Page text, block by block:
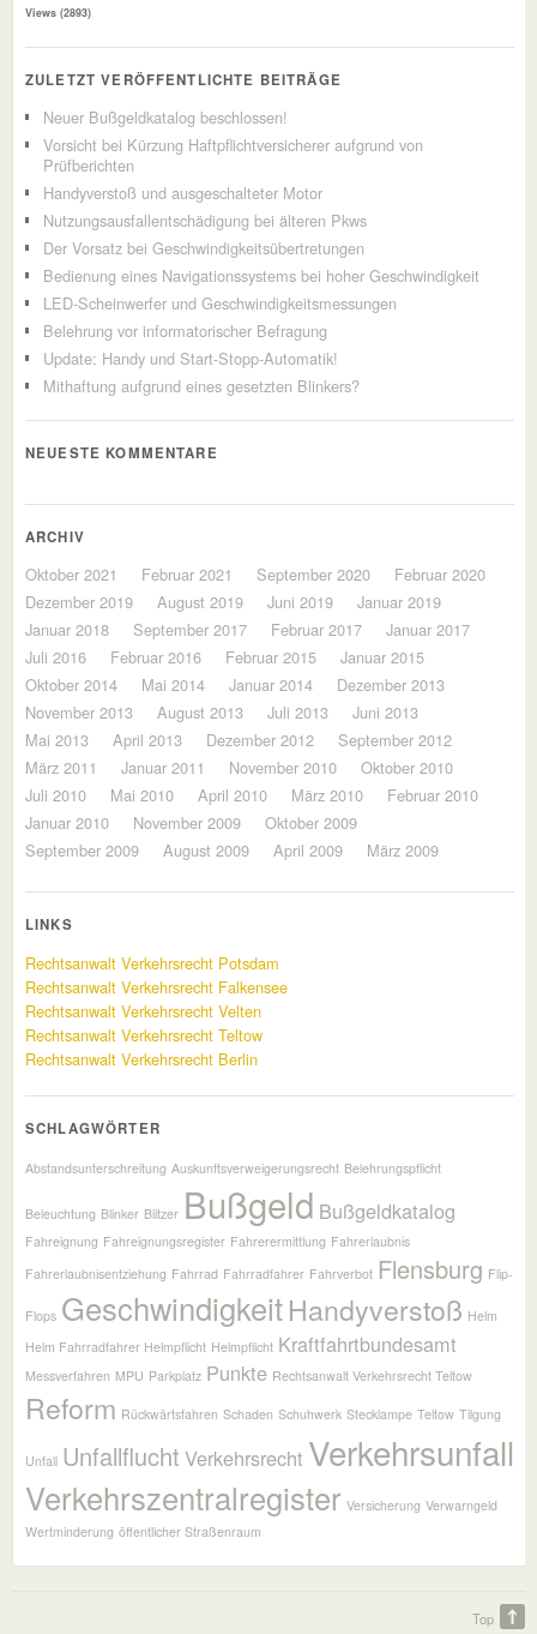
Views (2893)
ZULETZT VERÖFFENTLICHTE BEITRÄGE
Neuer Bußgeldkatalog beschlossen!
Vorsicht bei Kürzung Haftpflichtversicherer aufgrund von
Prüfberichten
Handyverstoß und ausgeschalteter Motor
Nutzungsausfallentschädigung bei älteren Pkws
Der Vorsatz bei Geschwindigkeitsübertretungen
Bedienung eines Navigationssystems bei hoher Geschwindigkeit
LED-Scheinwerfer und Geschwindigkeitsmessungen
Belehrung vor informatorischer Befragung
Update: Handy und Start-Stopp-Automatik!
Mithaftung aufgrund eines gesetzten Blinkers?
NEUESTE KOMMENTARE
ARCHIV
Oktober 2021 Februar 2021 September 2020
Februar 2020
Dezember 2019
August 2019 Juni 2019
Januar 2019
Januar 2018
September 2017 Februar 2017
Januar 2017
Juli 2016
Februar 2016 Februar 2015
Januar 2015
Oktober 2014
Mai 2014 Januar 2014
Dezember 2013
November 2013
August 2013 Juli 2013
Juni 2013
Mai 2013
April 2013 Dezember 2012
September 2012
März 2011
Januar 2011 November 2010
Oktober 2010
Juli 2010
Mai 2010 April 2010 März 2010
Februar 2010
Januar 2010
November 2009
Oktober 2009
September 2009
August 2009 April 2009 März 2009
LINKS
Rechtsanwalt Verkehrsrecht Potsdam
Rechtsanwalt Verkehrsrecht Falkensee
Rechtsanwalt Verkehrsrecht Velten
Rechtsanwalt Verkehrsrecht Teltow
Rechtsanwalt Verkehrsrecht Berlin
SCHLAGWÖRTER
Abstandsunterschreitung Auskunftsverweigerungsrecht Belehrungspflicht
Beleuchtung Blinker Blitzer Bußgeld Bußgeldkatalog
Fahreignung Fahreignungsregister Fahrerermittlung Fahrerlaubnis
Fahrerlaubnisentziehung Fahrrad Fahrradfahrer Fahrverbot Flensburg Flip-
Flops GeschwindigkeitHandyverstoß Helm
Helm Fahrradfahrer Helmpflicht Helmpflicht Kraftfahrtbundesamt
Messverfahren MPU Parkplatz Punkte Rechtsanwalt Verkehrsrecht Teltow
Reform Rückwärtsfahren Schaden Schuhwerk Stecklampe Teltow Tilgung
Unfall Unfallflucht Verkehrsrecht Verkehrsunfall
Verkehrszentralregister Versicherung Verwarngeld
Wertminderung öffentlicher Straßenraum
Top